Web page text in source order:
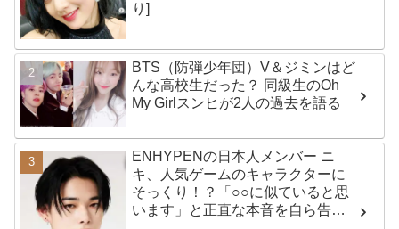
り]
BTS（防弾少年団）V＆ジミンはど
んな高校生だった？ 同級生のOh
My Girlスンヒが2人の過去を語る
ENHYPENの日本人メンバー ニ
キ、人気ゲームのキャラクターに
そっくり！？「○○に似ていると思
います」と正直な本音を自ら告